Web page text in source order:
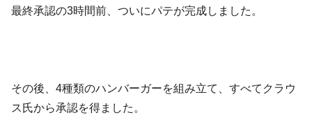
最終承認の3時間前、ついにパテが完成しました。
その後、4種類のハンバーガーを組み立て、すべてクラウ
ス氏から承認を得ました。